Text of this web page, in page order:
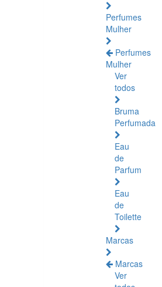
Perfumes
Mulher
Perfumes
Mulher
Ver
todos
Bruma
Perfumada
Eau
de
Parfum
Eau
de
Toilette
Marcas
Marcas
Ver